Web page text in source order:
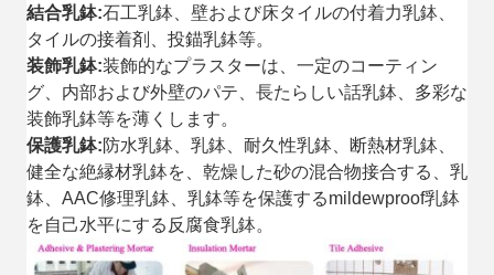
結合乳鉢:石工乳鉢、壁および床タイルの付着力乳鉢、
タイルの接着剤、投錨乳鉢等。
装飾乳鉢:装飾的なプラスターは、一定のコーティン
グ、内部および外壁のパテ、長たらしい話乳鉢、多彩な
装飾乳鉢等を薄くします。
保護乳鉢:防水乳鉢、乳鉢、耐久性乳鉢、断熱材乳鉢、
健全な絶縁材乳鉢を、乾燥した砂の混合物接合する、乳
鉢、AAC修理乳鉢、乳鉢等を保護するmildewproof乳鉢
を自己水平にする反腐食乳鉢。